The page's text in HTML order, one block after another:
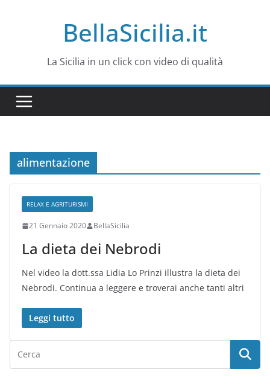
BellaSicilia.it
La Sicilia in un click con video di qualità
alimentazione
RELAX E AGRITURISMI
21 Gennaio 2020 BellaSicilia
La dieta dei Nebrodi
Nel video la dott.ssa Lidia Lo Prinzi illustra la dieta dei
Nebrodi. Continua a leggere e troverai anche tanti altri
Leggi tutto